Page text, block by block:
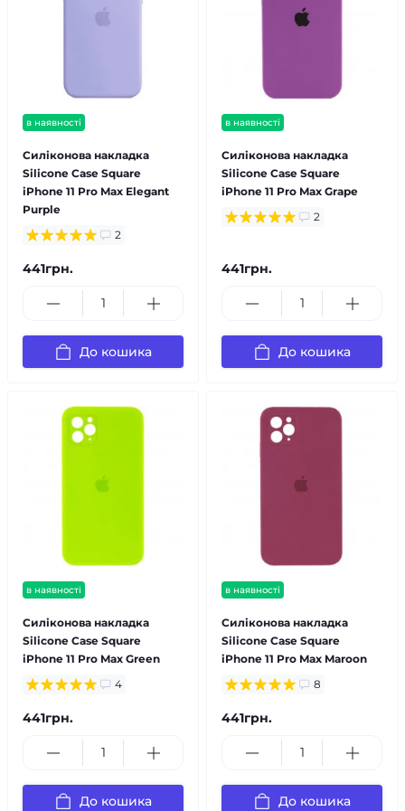
в наявності
Силіконова накладка
Silicone Case Square
iPhone 11 Pro Max Elegant
Purple
2
441грн.
До кошика
в наявності
Силіконова накладка
Silicone Case Square
iPhone 11 Pro Max Grape
2
441грн.
До кошика
в наявності
Силіконова накладка
Silicone Case Square
iPhone 11 Pro Max Green
4
441грн.
До кошика
в наявності
Силіконова накладка
Silicone Case Square
iPhone 11 Pro Max Maroon
8
441грн.
До кошика